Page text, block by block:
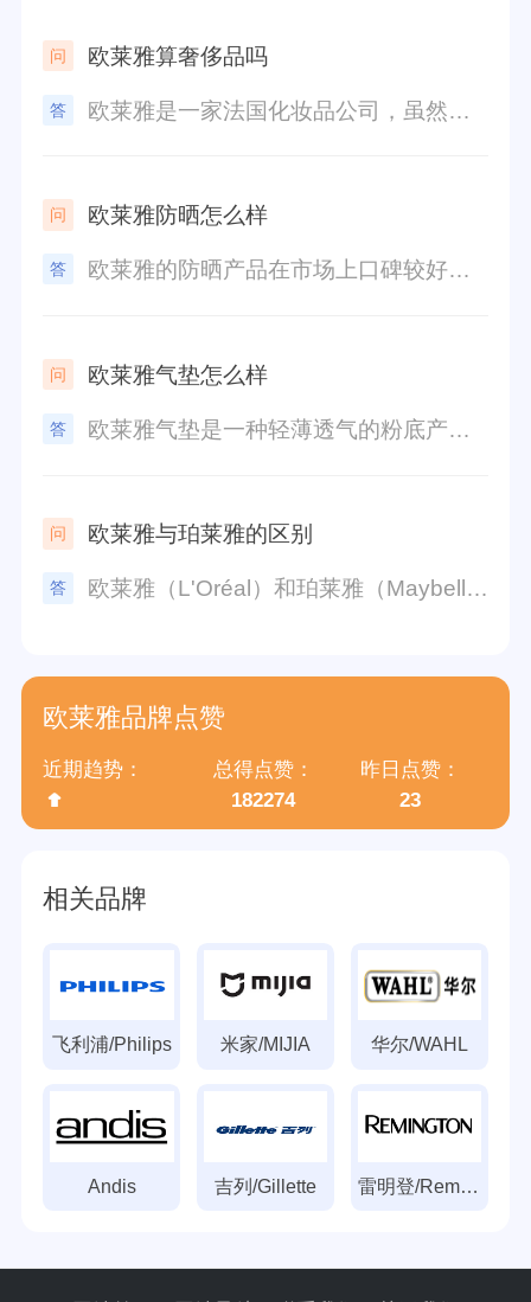
参与榜单数
欧莱雅算奢侈品吗
欧莱雅是一家法国化妆品公司，虽然它的产品被视为高品质和高档，但通常不被认为是奢侈品。奢侈品通常指的是价格昂贵且具有独特的品质和工艺的产品，如香水、手表、皮具等。欧莱雅的产品在市场上的定位主要是中高端产品，并不属于传统意义上的奢侈品范畴。
欧莱雅防晒怎么样
欧莱雅的防晒产品在市场上口碑较好，具有以下特点：1.高效防晒：欧莱雅的防晒产品多数含有高SPF值，能够有效阻挡紫外线对皮肤的伤害，帮助预防晒伤和光老化。2.轻薄易推：欧莱雅的防晒产品质地轻薄，容易推开，不会给皮肤带来负担，并且不会留下白色的油腻痕迹。3.滋润保湿：欧莱雅的防晒产品多数含有保湿成分，能够给皮肤补充水分，预防干燥和脱屑。4.长效持久：欧莱雅的防晒产品具有较好的持久性，能够在阳光暴晒下长时间保持防护效果。总体来说，欧莱雅防晒产品是一款性价比较高的选择，适用于日常生活和户外活动使用。然而，不同人的皮肤状况和需求各异，所以个体差异仍然存在，建议根据自身肤质和需求选择适合的防晒产品。
欧莱雅气垫怎么样
欧莱雅气垫是一种轻薄透气的粉底产品，具有遮瑕效果和保湿功效。它采用了气垫技术，使用起来非常方便，只需轻轻按压就能使粉底液均匀释放，在脸上呈现出薄薄的一层，让肌肤看起来更加自然。欧莱雅气垫的质地轻盈，不会造成油腻感，同时也不会堵塞毛孔。它的遮瑕效果较为出色，可以有效遮盖暗沉、痘疤等面部瑕疵，让肌肤看起来更加均匀。同时，它还含有保湿成分，可以给肌肤补水，提供滋润效果，使肌肤持久保持水润状态。总的来说，欧莱雅气垫是一款性价比较高的粉底产品，适合喜欢自然妆容的人使用。它不仅能遮瑕，还能保湿，轻薄透气，非常适合日常使用。不过，如何选择适合自己肤色的色号也是很重要的，建议在购买前先试用一下。
欧莱雅与珀莱雅的区别
欧莱雅（L'Oréal）和珀莱雅（Maybelline）是两个国际知名的化妆品品牌，它们都属于欧莱雅集团旗下的品牌，但在产品定位、市场定位和产品特点上有一定的区别。1. 产品定位：欧莱雅主要面向高端市场，旗下拥有多个高端品牌，如Lancôme、Giorgio Armani Beauty和Yves Saint Laurent等。欧莱雅的产品价格较高，注重科技创新和品质，以满足对高品质化妆品的需求。珀莱雅则主要面向大众市场，以平价化妆品为主打。珀莱雅的产品价格相对较低，注重时尚和潮流，追求更广泛的受众市场。2. 市场定位：欧莱雅定位于全球市场，并在全球范围内销售其产品。欧莱雅进入了许多国家和地区，并根据当地的文化和市场需求进行产品调整。珀莱雅则更多地专注于大众市场，尤其在亚洲市场有着广泛的销售网络和受众基础。珀莱雅适应不同地区的消费者需求，推出适合各种肤质和肤色的产品线。3. 产品特点：欧莱雅注重研发高科技成分和创新技术，致力于提供高品质、高效果的产品。其产品线涵盖护肤、彩妆、香水、头发护理等多个领域。珀莱雅则推崇简单、便捷的美妆理念，更注重时尚潮流的跟随和满足大众的需求。其产品线主要包括彩妆产品，如口红、睫毛膏和眼影等。综上所述，欧莱雅和珀莱雅在产品定位、市场定位和产品特点上存在一定的差异。这样的区别使得它们能够服务于不同层次和需求的消费者。
欧莱雅品牌点赞
近期趋势：
总得点赞：
182274
昨日点赞：
23
相关品牌
飞利浦/Philips 米家/MIJIA 华尔/WAHL
Andis 吉列/Gillette 雷明登/Remington